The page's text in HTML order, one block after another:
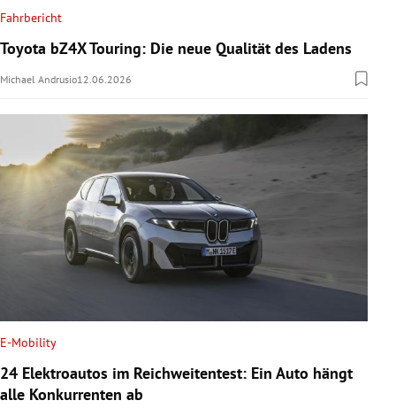
Fahrbericht
Toyota bZ4X Touring: Die neue Qualität des Ladens
Michael Andrusio12.06.2026
E-Mobility
24 Elektroautos im Reichweitentest: Ein Auto hängt
alle Konkurrenten ab